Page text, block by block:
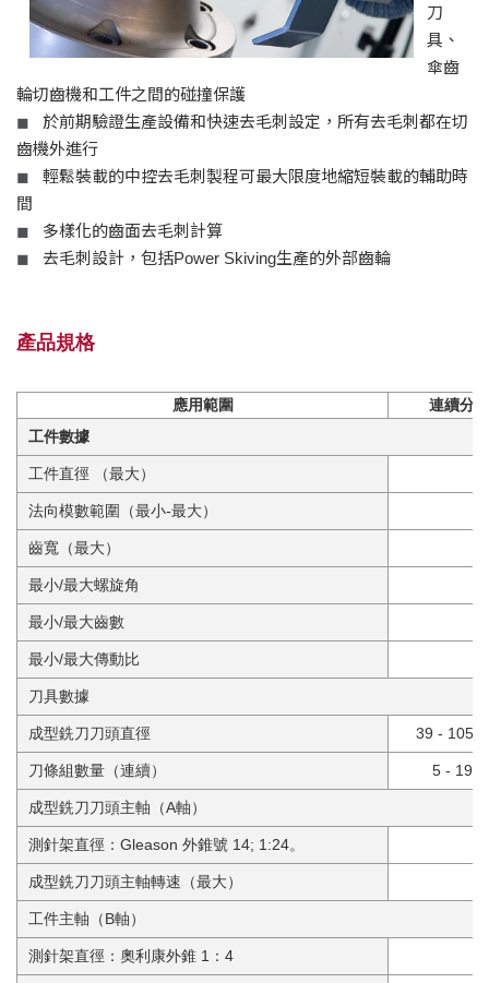
刀
具、
傘齒
輪切齒機和工件之間的碰撞保護
◼ 於前期驗證生產設備和快速去毛刺設定，所有去毛刺都在切
齒機外進行
◼ 輕鬆裝載的中控去毛刺製程可最大限度地縮短裝載的輔助時
間
◼ 多樣化的齒面去毛刺計算
◼ 去毛刺設計，包括Power Skiving生產的外部齒輪
產品規格
應用範圍
連續分度
工件數據
工件直徑 （最大）
法向模數範圍（最小-最大）
齒寬（最大）
最小/最大螺旋角
最小/最大齒數
最小/最大傳動比
刀具數據
成型銑刀刀頭直徑 39 - 105
刀條組數量（連續） 5 - 19。
成型銑刀刀頭主軸（A軸）
測針架直徑：Gleason 外錐號 14; 1:24。
成型銑刀刀頭主軸轉速（最大）
工件主軸（B軸）
測針架直徑：奧利康外錐 1：4